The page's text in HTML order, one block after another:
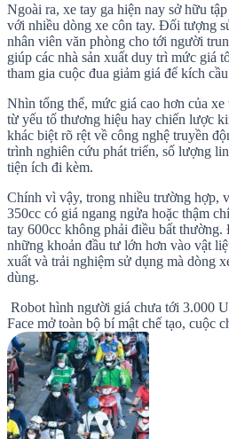
Ngoài ra, xe tay ga hiện nay sở hữu
với nhiều dòng xe côn tay. Đối tượng
nhân viên văn phòng cho tới người
giúp các nhà sản xuất duy trì mức giá
tham gia cuộc đua giảm giá để kích
Nhìn tổng thể, mức giá cao hơn của
từ yếu tố thương hiệu hay chiến lược
khác biệt rõ rệt về công nghệ truyền
trình nghiên cứu phát triển, số lượng
tiện ích đi kèm.
Chính vì vậy, trong nhiều trường hợp,
350cc có giá ngang ngửa hoặc thậm
tay 600cc không phải điều bất thường.
những khoản đầu tư lớn hơn vào vật
xuất và trải nghiệm sử dụng mà dòng
dùng.
Robot hình người giá chưa tới 3.000
Face mở toàn bộ bí mật chế tạo, cuộc